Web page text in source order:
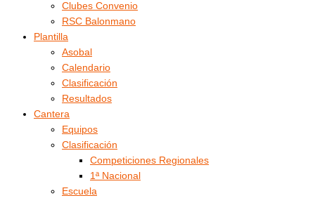
Clubes Convenio
RSC Balonmano
Plantilla
Asobal
Calendario
Clasificación
Resultados
Cantera
Equipos
Clasificación
Competiciones Regionales
1ª Nacional
Escuela